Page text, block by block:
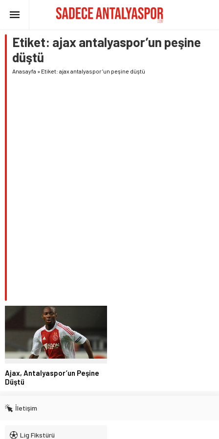
Etiket: ajax antalyaspor’un peşine
düştü
Anasayfa » Etiket: ajax antalyaspor’un peşine düştü
Ajax, Antalyaspor’un Peşine
Düştü
İletişim
Lig Fikstürü